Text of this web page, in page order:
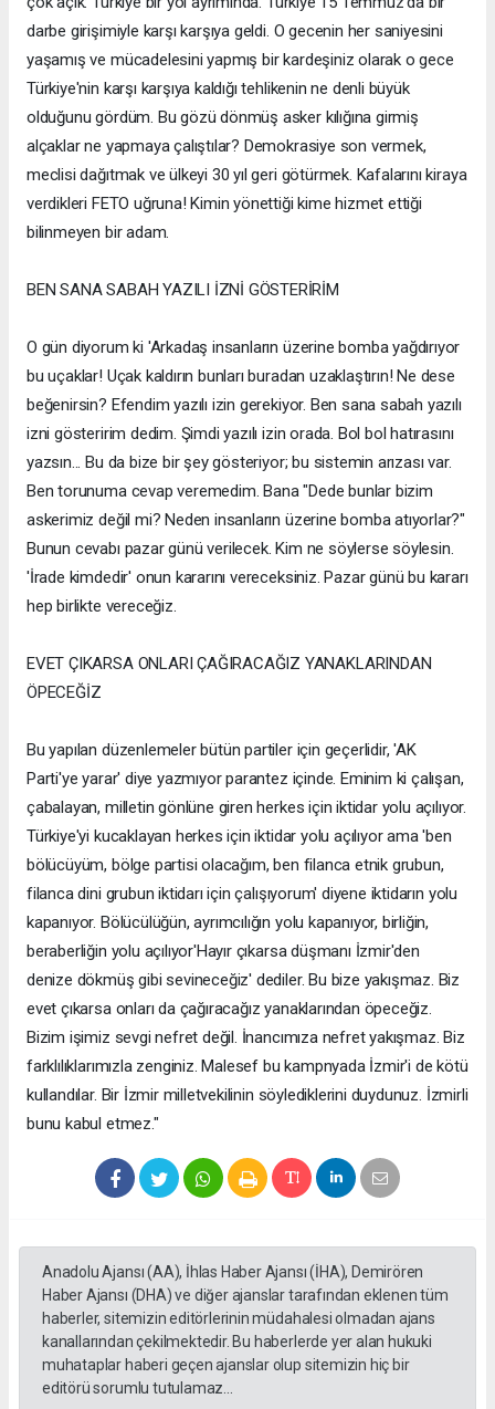
darbe girişimiyle karşı karşıya geldi. O gecenin her saniyesini
yaşamış ve mücadelesini yapmış bir kardeşiniz olarak o gece
Türkiye'nin karşı karşıya kaldığı tehlikenin ne denli büyük
olduğunu gördüm. Bu gözü dönmüş asker kılığına girmiş
alçaklar ne yapmaya çalıştılar? Demokrasiye son vermek,
meclisi dağıtmak ve ülkeyi 30 yıl geri götürmek. Kafalarını kiraya
verdikleri FETO uğruna! Kimin yönettiği kime hizmet ettiği
bilinmeyen bir adam.
BEN SANA SABAH YAZILI İZNİ GÖSTERİRİM
O gün diyorum ki 'Arkadaş insanların üzerine bomba yağdırıyor
bu uçaklar! Uçak kaldırın bunları buradan uzaklaştırın! Ne dese
beğenirsin? Efendim yazılı izin gerekiyor. Ben sana sabah yazılı
izni gösteririm dedim. Şimdi yazılı izin orada. Bol bol hatırasını
yazsın... Bu da bize bir şey gösteriyor; bu sistemin arızası var.
Ben torunuma cevap veremedim. Bana "Dede bunlar bizim
askerimiz değil mi? Neden insanların üzerine bomba atıyorlar?"
Bunun cevabı pazar günü verilecek. Kim ne söylerse söylesin.
'İrade kimdedir' onun kararını vereceksiniz. Pazar günü bu kararı
hep birlikte vereceğiz.
EVET ÇIKARSA ONLARI ÇAĞIRACAĞIZ YANAKLARINDAN
ÖPECEĞİZ
Bu yapılan düzenlemeler bütün partiler için geçerlidir, 'AK
Parti'ye yarar' diye yazmıyor parantez içinde. Eminim ki çalışan,
çabalayan, milletin gönlüne giren herkes için iktidar yolu açılıyor.
Türkiye'yi kucaklayan herkes için iktidar yolu açılıyor ama 'ben
bölücüyüm, bölge partisi olacağım, ben filanca etnik grubun,
filanca dini grubun iktidarı için çalışıyorum' diyene iktidarın yolu
kapanıyor. Bölücülüğün, ayrımcılığın yolu kapanıyor, birliğin,
beraberliğin yolu açılıyor'Hayır çıkarsa düşmanı İzmir'den
denize dökmüş gibi sevineceğiz' dediler. Bu bize yakışmaz. Biz
evet çıkarsa onları da çağıracağız yanaklarından öpeceğiz.
Bizim işimiz sevgi nefret değil. İnancımıza nefret yakışmaz. Biz
farklılıklarımızla zenginiz. Malesef bu kampnyada İzmir'i de kötü
kullandılar. Bir İzmir milletvekilinin söylediklerini duydunuz. İzmirli
bunu kabul etmez."
Anadolu Ajansı (AA), İhlas Haber Ajansı (İHA), Demirören
Haber Ajansı (DHA) ve diğer ajanslar tarafından eklenen tüm
haberler, sitemizin editörlerinin müdahalesi olmadan ajans
kanallarından çekilmektedir. Bu haberlerde yer alan hukuki
muhataplar haberi geçen ajanslar olup sitemizin hiç bir
editörü sorumlu tutulamaz...